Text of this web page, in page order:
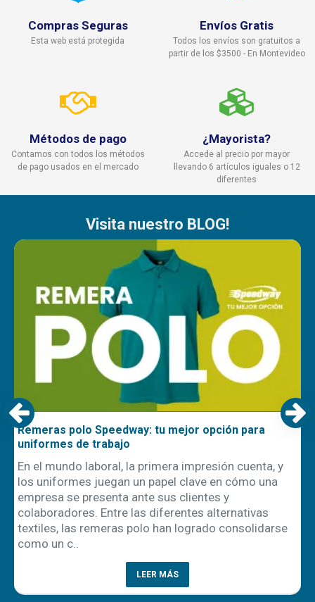
Compras Seguras
Esta web está protegida
Envíos Gratis
Todos los envíos son gratuitos a
partir de los $3500 - En Montevideo
Métodos de pago
Contamos con todos los métodos
de pago usados en el mercado
¿Mayorista?
Accede al precio por mayor
llevando 6 artículos iguales o 12
diferentes
Visita nuestro BLOG!
Remeras polo Speedway: tu mejor opción para
uniformes de trabajo
En el mundo laboral, la primera impresión cuenta, y
los uniformes juegan un papel clave en cómo una
empresa se presenta ante sus clientes y
colaboradores. Entre las diferentes alternativas
textiles, las remeras polo han logrado consolidarse
como un c..
LEER MÁS